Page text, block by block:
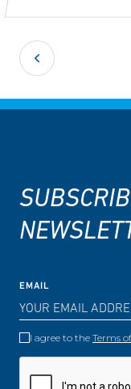
EMAIL
I agree to the Terms